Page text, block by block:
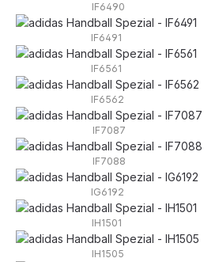
IF6490
IF6491
IF6561
IF6562
IF7087
IF7088
IG6192
IH1501
IH1505